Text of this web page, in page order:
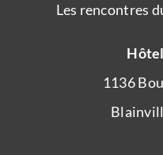
Les rencontres
1136